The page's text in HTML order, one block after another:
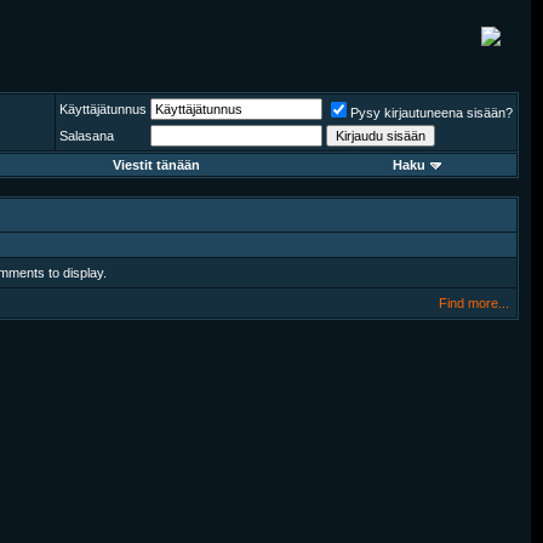
Käyttäjätunnus
Pysy kirjautuneena sisään?
Salasana
Viestit tänään Haku
to display.
Find more...